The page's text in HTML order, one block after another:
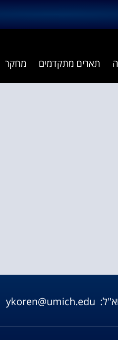
תארים מתקדמים מחקר
ykoren@umich.edu